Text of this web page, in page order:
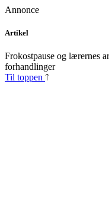
Annonce
Skip
content
Artikel
Frokostpause og lærernes
forhandlinger
Til toppen